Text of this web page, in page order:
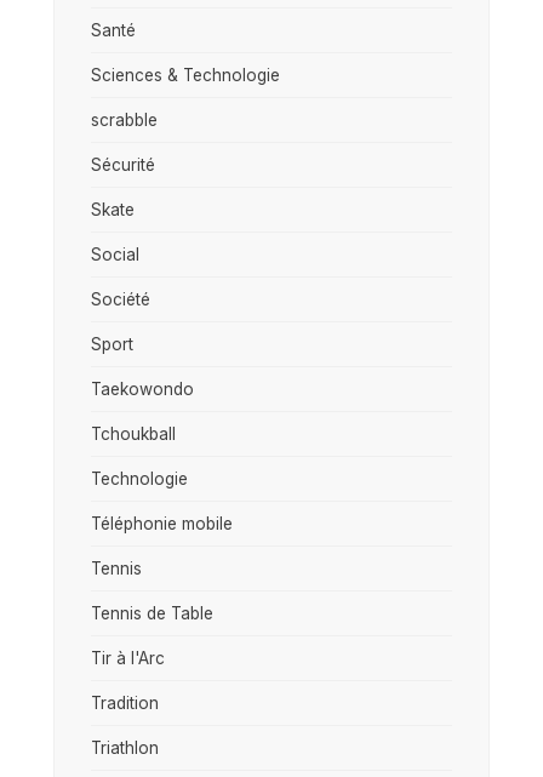
Santé
Sciences & Technologie
scrabble
Sécurité
Skate
Social
Société
Sport
Taekowondo
Tchoukball
Technologie
Téléphonie mobile
Tennis
Tennis de Table
Tir à l'Arc
Tradition
Triathlon